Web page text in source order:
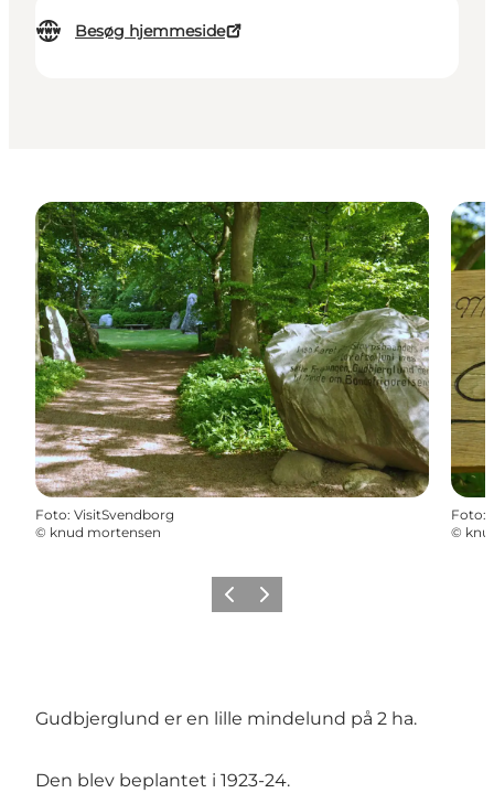
Besøg hjemmeside
Foto: VisitSvendborg
© knud mortensen
Foto:
©
Forrige billede
Næste billede
Gudbjerglund er en lille mindelund på 2 ha.
Den blev beplantet i 1923-24.